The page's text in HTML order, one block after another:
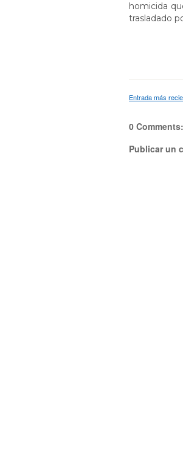
homicida
trasladado
Entrada más
0 Comments:
Publicar un